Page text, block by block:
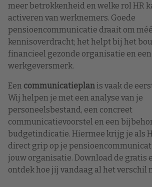
meer betrokkenheid en welke rol HR
activeren van werknemers. Goede
pensioencommunicatie draait om
kennisoverdracht; het helpt bij het
financieel gezonde organisatie en
werkgeversmerk.
Een communicatieplan is vaak de
Wij helpen je met een analyse van je
personeelsbestand, een concreet
communicatievoorstel en een
budgetindicatie. Hiermee krijg je als
direct grip op je
jouw organisatie. Download de gratis
ontdek hoe jij vandaag al het verschil